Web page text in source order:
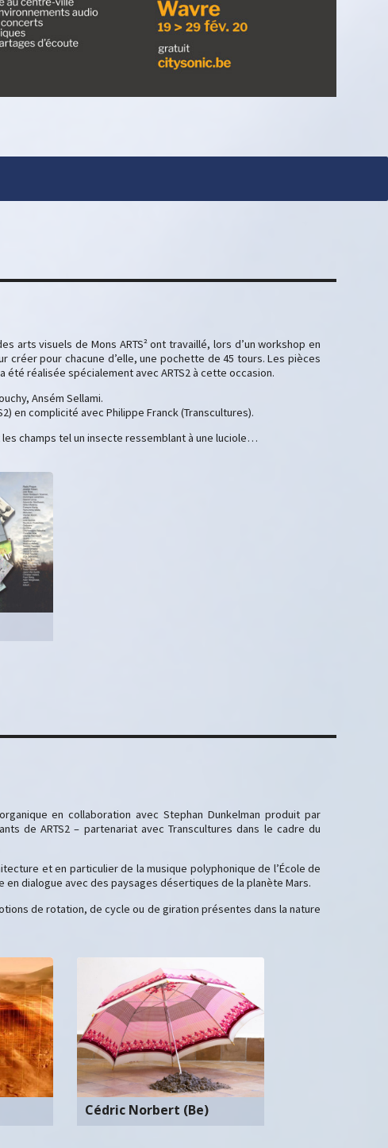
arts visuels de Mons ARTS² ont travaillé, lors d’un workshop en
pour chacune d’elle, une pochette de 45 tours. Les pièces
réalisée spécialement avec ARTS2 à cette occasion.
Ansém Sellami.
en complicité avec Philippe Franck (Transcultures).
champs tel un insecte ressemblant à une luciole…
en collaboration avec Stephan Dunkelman produit par
de ARTS2 – partenariat avec Transcultures dans le cadre du
et en particulier de la musique polyphonique de l’École de
en dialogue avec des paysages désertiques de la planète Mars.
de rotation, de cycle ou de giration présentes dans la nature
Cédric Norbert (Be)